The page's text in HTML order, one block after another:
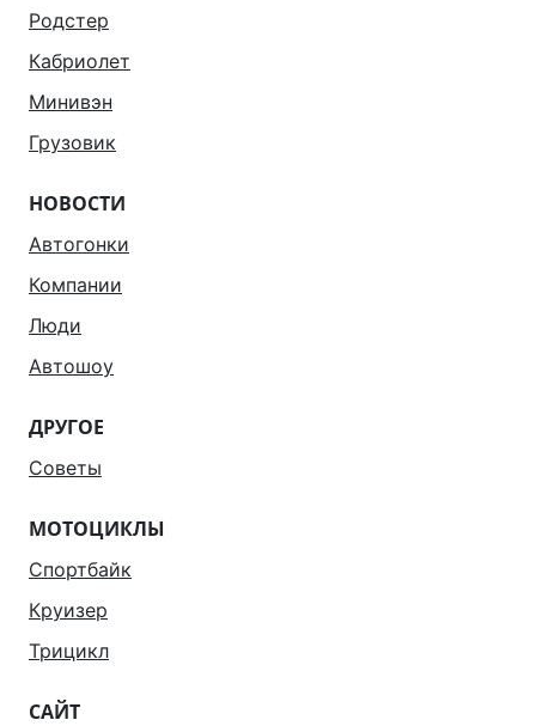
Родстер
Кабриолет
Минивэн
Грузовик
НОВОСТИ
Автогонки
Компании
Люди
Автошоу
ДРУГОЕ
Советы
МОТОЦИКЛЫ
Спортбайк
Круизер
Трицикл
САЙТ